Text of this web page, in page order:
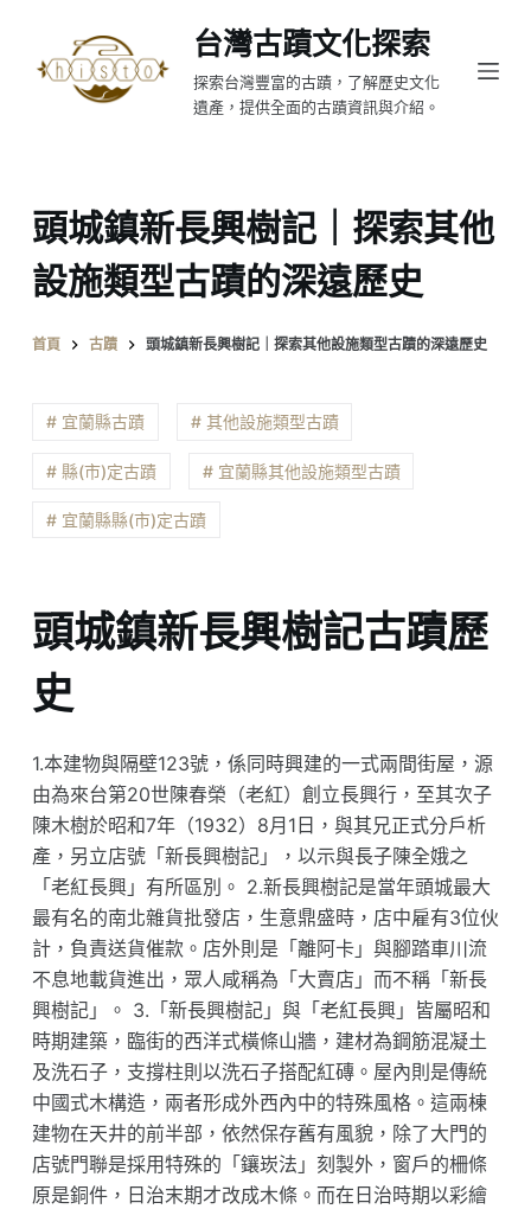
至
台灣古蹟文化探索
探索台灣豐富的古蹟，了解歷史文化
遺產，提供全面的古蹟資訊與介紹。
頭城鎮新長興樹記｜探索其他
設施類型古蹟的深遠歷史
首頁 古蹟 頭城鎮新長興樹記｜探索其他設施類型古蹟的深遠歷史
# 宜蘭縣古蹟 # 其他設施類型古蹟
# 縣(市)定古蹟 # 宜蘭縣其他設施類型古蹟
# 宜蘭縣縣(市)定古蹟
頭城鎮新長興樹記古蹟歷
史
1.本建物與隔壁123號，係同時興建的一式兩間街屋，源
由為來台第20世陳春榮（老紅）創立長興行，至其次子
陳木樹於昭和7年（1932）8月1日，與其兄正式分戶析
產，另立店號「新長興樹記」，以示與長子陳全娥之
「老紅長興」有所區別。 2.新長興樹記是當年頭城最大
最有名的南北雜貨批發店，生意鼎盛時，店中雇有3位伙
計，負責送貨催款。店外則是「離阿卡」與腳踏車川流
不息地載貨進出，眾人咸稱為「大賣店」而不稱「新長
興樹記」。 3.「新長興樹記」與「老紅長興」皆屬昭和
時期建築，臨街的西洋式橫條山牆，建材為鋼筋混凝土
及洗石子，支撐柱則以洗石子搭配紅磚。屋內則是傳統
中國式木構造，兩者形成外西內中的特殊風格。這兩棟
建物在天井的前半部，依然保存舊有風貌，除了大門的
店號門聯是採用特殊的「鑲崁法」刻製外，窗戶的柵條
原是銅件，日治末期才改成木條。而在日治時期以彩繪